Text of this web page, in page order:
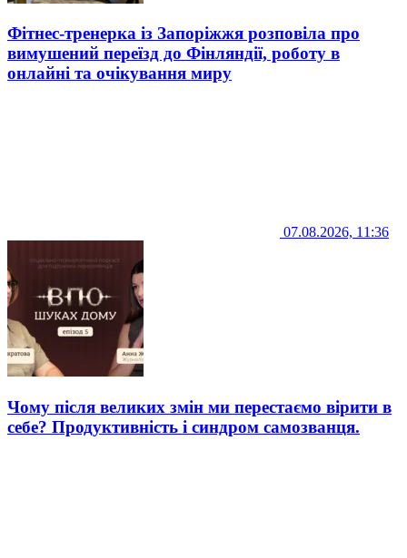
Фітнес-тренерка із Запоріжжя розповіла про
вимушений переїзд до Фінляндії, роботу в
онлайні та очікування миру
07.08.2026, 11:36
Чому після великих змін ми перестаємо вірити в
себе? Продуктивність і синдром самозванця.